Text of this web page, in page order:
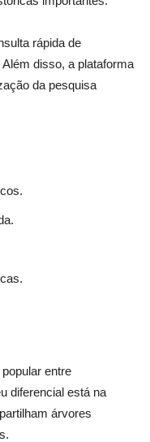
rápida de
disso, a plataforma
da pesquisa
entre
diferencial está na
árvores